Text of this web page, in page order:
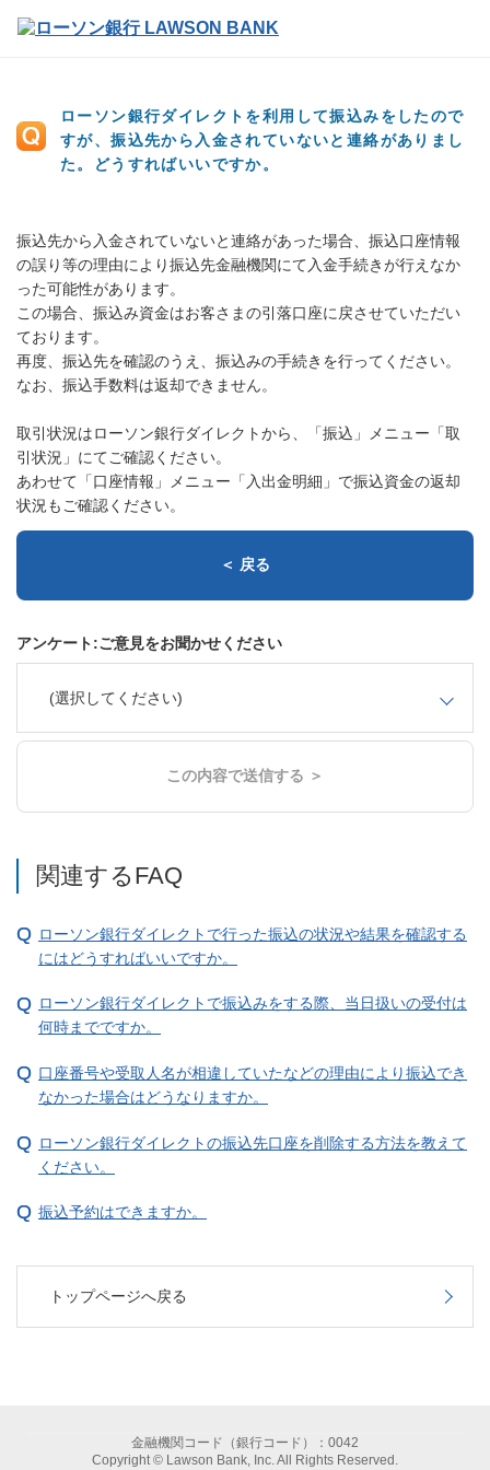
ローソン銀行ダイレクトを利用して振込みをしたので
すが、振込先から入金されていないと連絡がありまし
た。どうすればいいですか。
振込先から入金されていないと連絡があった場合、振込口座情報
の誤り等の理由により振込先金融機関にて入金手続きが行えなか
った可能性があります。
この場合、振込み資金はお客さまの引落口座に戻させていただい
ております。
再度、振込先を確認のうえ、振込みの手続きを行ってください。
なお、振込手数料は返却できません。
取引状況はローソン銀行ダイレクトから、「振込」メニュー「取
引状況」にてご確認ください。
あわせて「口座情報」メニュー「入出金明細」で振込資金の返却
状況もご確認ください。
＜ 戻る
アンケート:ご意見をお聞かせください
(選択してください)
この内容で送信する ＞
関連するFAQ
ローソン銀行ダイレクトで行った振込の状況や結果を確認する
にはどうすればいいですか。
ローソン銀行ダイレクトで振込みをする際、当日扱いの受付は
何時までですか。
口座番号や受取人名が相違していたなどの理由により振込でき
なかった場合はどうなりますか。
ローソン銀行ダイレクトの振込先口座を削除する方法を教えて
ください。
振込予約はできますか。
トップページへ戻る
金融機関コード（銀行コード）：0042
Copyright © Lawson Bank, Inc. All Rights Reserved.